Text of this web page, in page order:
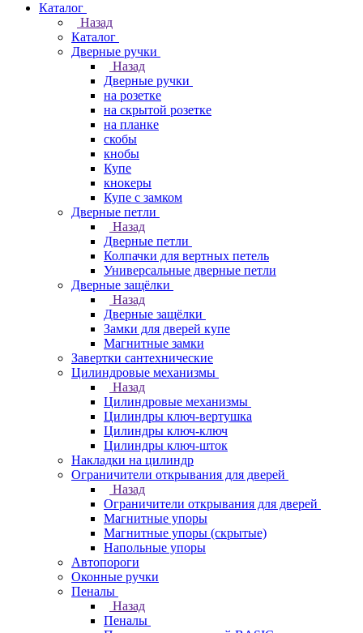
Каталог
Назад
Каталог
Дверные ручки
Назад
Дверные ручки
на розетке
на скрытой розетке
на планке
скобы
кнобы
Купе
кнокеры
Купе с замком
Дверные петли
Назад
Дверные петли
Колпачки для вертных петель
Универсальные дверные петли
Дверные защёлки
Назад
Дверные защёлки
Замки для дверей купе
Магнитные замки
Завертки сантехнические
Цилиндровые механизмы
Назад
Цилиндровые механизмы
Цилиндры ключ-вертушка
Цилиндры ключ-ключ
Цилиндры ключ-шток
Накладки на цилиндр
Ограничители открывания для дверей
Назад
Ограничители открывания для дверей
Магнитные упоры
Магнитные упоры (скрытые)
Напольные упоры
Автопороги
Оконные ручки
Пеналы
Назад
Пеналы